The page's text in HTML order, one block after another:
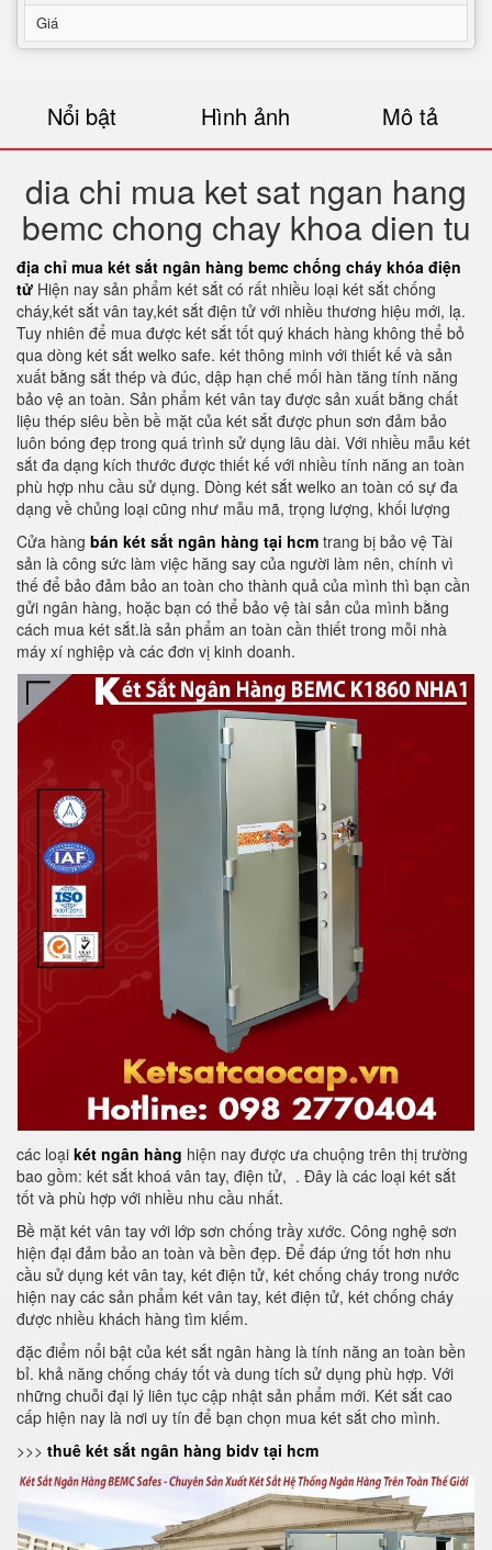
Giá
Nổi bật Hình ảnh Mô tả
dia chi mua ket sat ngan hang
bemc chong chay khoa dien tu
địa chỉ mua két sắt ngân hàng bemc chống cháy khóa điện
tử Hiện nay sản phẩm két sắt có rất nhiều loại két sắt chống
cháy,két sắt vân tay,két sắt điện tử với nhiều thương hiệu mới, lạ.
Tuy nhiên để mua được két sắt tốt quý khách hàng không thể bỏ
qua dòng két sắt welko safe. két thông minh với thiết kế và sản
xuất bằng sắt thép và đúc, dập hạn chế mối hàn tăng tính năng
bảo vệ an toàn. Sản phẩm két vân tay được sản xuất bằng chất
liệu thép siêu bền bề mặt của két sắt được phun sơn đảm bảo
luôn bóng đẹp trong quá trình sử dụng lâu dài. Với nhiều mẫu két
sắt đa dạng kích thước được thiết kế với nhiều tính năng an toàn
phù hợp nhu cầu sử dụng. Dòng két sắt welko an toàn có sự đa
dạng về chủng loại cũng như mẫu mã, trọng lượng, khối lượng
Cửa hàng bán két sắt ngân hàng tại hcm trang bị bảo vệ Tài
sản là công sức làm việc hăng say của người làm nên, chính vì
thế để bảo đảm bảo an toàn cho thành quả của mình thì bạn cần
gửi ngân hàng, hoặc bạn có thể bảo vệ tài sản của mình bằng
cách mua két sắt.là sản phẩm an toàn cần thiết trong mỗi nhà
máy xí nghiệp và các đơn vị kinh doanh.
các loại két ngân hàng hiện nay được ưa chuộng trên thị trường
bao gồm: két sắt khoá vân tay, điện tử, . Đây là các loại két sắt
tốt và phù hợp với nhiều nhu cầu nhất.
Bề mặt két vân tay với lớp sơn chống trầy xước. Công nghệ sơn
hiện đại đảm bảo an toàn và bền đẹp. Để đáp ứng tốt hơn nhu
cầu sử dụng két vân tay, két điện tử, két chống cháy trong nước
hiện nay các sản phẩm két vân tay, két điện tử, két chống cháy
được nhiều khách hàng tìm kiếm.
đặc điểm nổi bật của két sắt ngân hàng là tính năng an toàn bền
bỉ. khả năng chống cháy tốt và dung tích sử dụng phù hợp. Với
những chuỗi đại lý liên tục cập nhật sản phẩm mới. Két sắt cao
cấp hiện nay là nơi uy tín để bạn chọn mua két sắt cho mình.
>>> thuê két sắt ngân hàng bidv tại hcm